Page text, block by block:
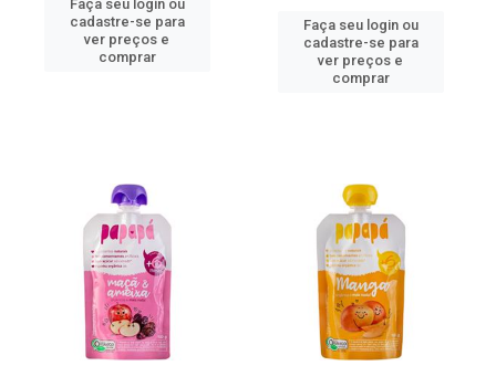
Faça seu login ou
cadastre-se para
ver preços e
comprar
Faça seu login ou
cadastre-se para
ver preços e
comprar